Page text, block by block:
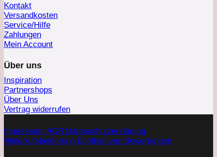
Kontakt
Versandkosten
Service/Hilfe
Zahlungen
Mein Account
Über uns
Inspiration
Partnershops
Über Uns
Vertrag widerrufen
Impressum AGB Datenschutzerklärung
Widerrufsbelehrung Echtheit von Bewertungen